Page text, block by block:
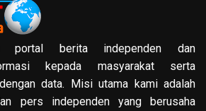
portal berita independen dan
kepada masyarakat serta
data. Misi utama kami adalah
pers independen yang berusaha